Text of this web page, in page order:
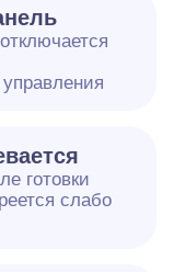
готовки
слабо